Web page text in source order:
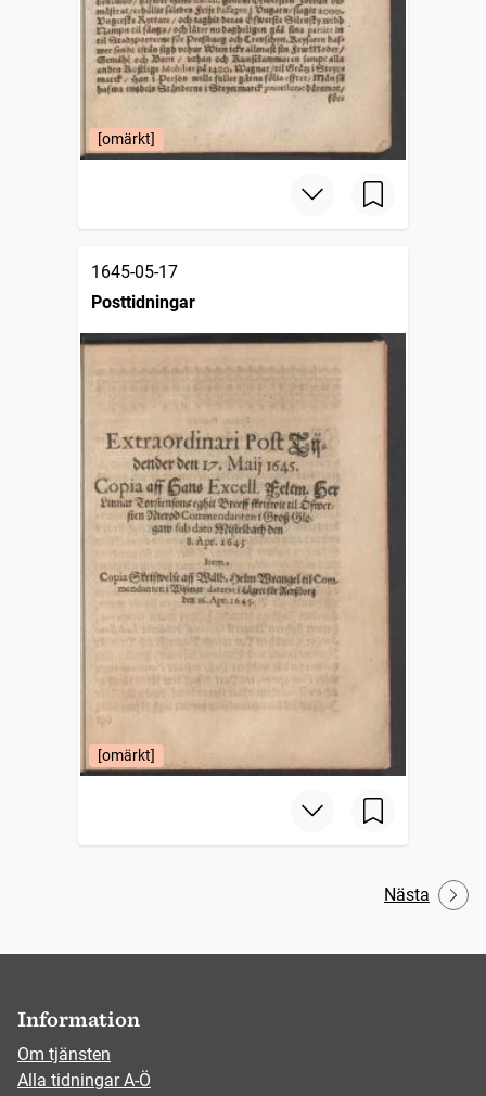
[omärkt]
1645-05-17
Posttidningar
[omärkt]
Nästa
Information
Om tjänsten
Alla tidningar A-Ö